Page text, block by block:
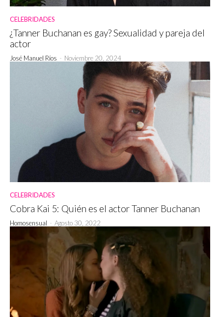
CELEBRIDADES
¿Tanner Buchanan es gay? Sexualidad y pareja del
actor
José Manuel Ríos - Noviembre 20, 2024
CELEBRIDADES
Cobra Kai 5: Quién es el actor Tanner Buchanan
Homosensual - Agosto 30, 2022